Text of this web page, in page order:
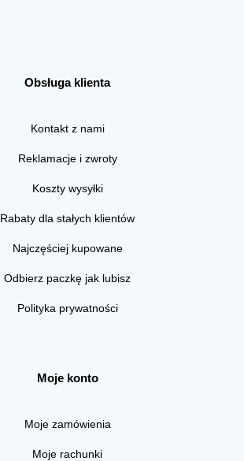
Obsługa klienta
Kontakt z nami
Reklamacje i zwroty
Koszty wysyłki
Rabaty dla stałych klientów
Najczęściej kupowane
Odbierz paczkę jak lubisz
Polityka prywatności
Moje konto
Moje zamówienia
Moje rachunki